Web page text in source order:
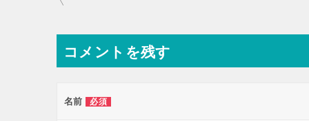
ナ
ビ
ー
コメントを残す
名前 必須